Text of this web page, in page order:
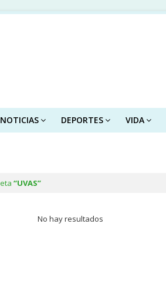
NOTICIAS DEPORTES VIDA
UVAS
No hay resultados